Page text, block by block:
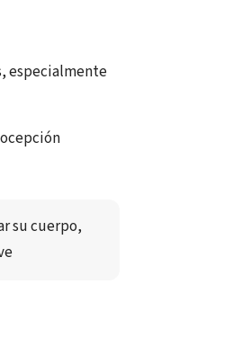
especialmente
su cuerpo,